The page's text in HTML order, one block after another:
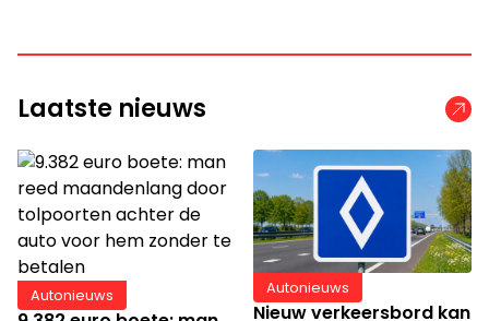
Laatste nieuws
Autonieuws Autonieuws
Nieuw verkeersbord kan